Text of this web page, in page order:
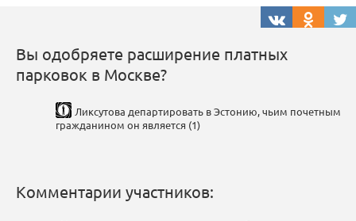
Вы одобряете расширение платных
парковок в Москве?
Ликсутова департировать в Эстонию, чьим почетным
гражданином он является (1)
Комментарии участников: